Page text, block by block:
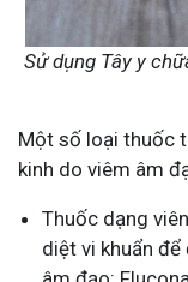
Sử dụng Tây y
Một số loại thuốc
kinh do viêm âm
Thuốc dạng
diệt vi khuẩn